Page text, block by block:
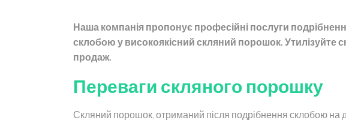
Наша компанія пропонує професійні послуги
склобою у високоякісний скляний порошок. Утилізуйте
продаж.
Переваги скляного порошку
Скляний порошок, отриманий після подрібнення склобою на